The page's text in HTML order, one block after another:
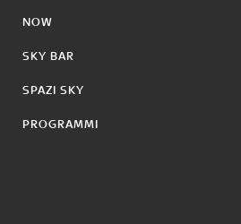
NOW
SKY BAR
SPAZI SKY
PROGRAMMI